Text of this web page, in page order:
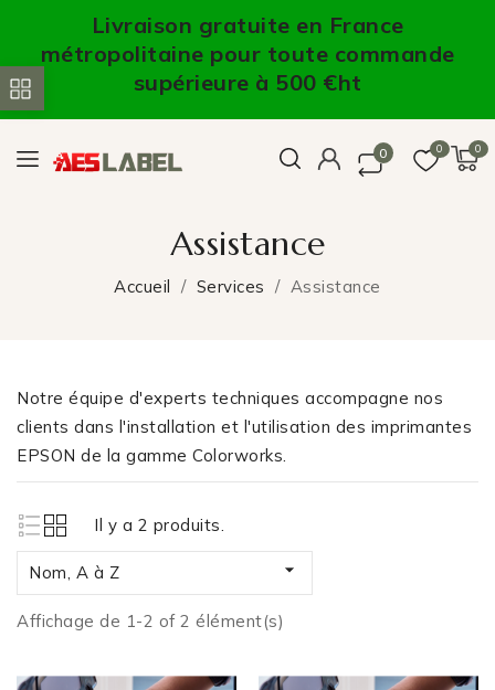
Livraison gratuite en France
métropolitaine pour toute commande
supérieure à 500 €ht
0
0
0
Assistance
Accueil Services Assistance
Notre équipe d'experts techniques accompagne nos
clients dans l'installation et l'utilisation des imprimantes
EPSON de la gamme Colorworks.
Il y a 2 produits.
Nom, A à Z 
Affichage de 1-2 of 2 élément(s)